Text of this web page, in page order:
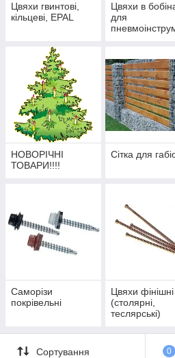
Цвяхи гвинтові,
кільцеві, EPAL
Цвяхи в
для
НОВОРІЧНІ
ТОВАРИ!!!!
Сітка для
Саморізи
покрівельні
Цвяхи фінішні
(столярні,
теслярські)
Сортування 0